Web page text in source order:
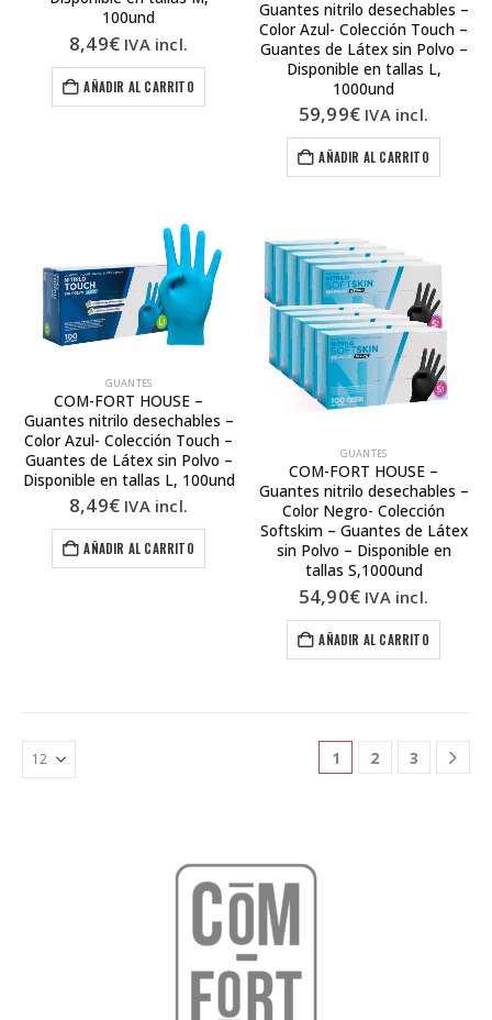
100und
8,49€ IVA incl.
AÑADIR AL CARRITO
Guantes nitrilo desechables –
Color Azul- Colección Touch –
Guantes de Látex sin Polvo –
Disponible en tallas L,
1000und
59,99€ IVA incl.
AÑADIR AL CARRITO
GUANTES
COM-FORT HOUSE –
Guantes nitrilo desechables –
Color Azul- Colección Touch –
Guantes de Látex sin Polvo –
Disponible en tallas L, 100und
8,49€ IVA incl.
AÑADIR AL CARRITO
GUANTES
COM-FORT HOUSE –
Guantes nitrilo desechables –
Color Negro- Colección
Softskim – Guantes de Látex
sin Polvo – Disponible en
tallas S,1000und
54,90€ IVA incl.
AÑADIR AL CARRITO
1 2 3